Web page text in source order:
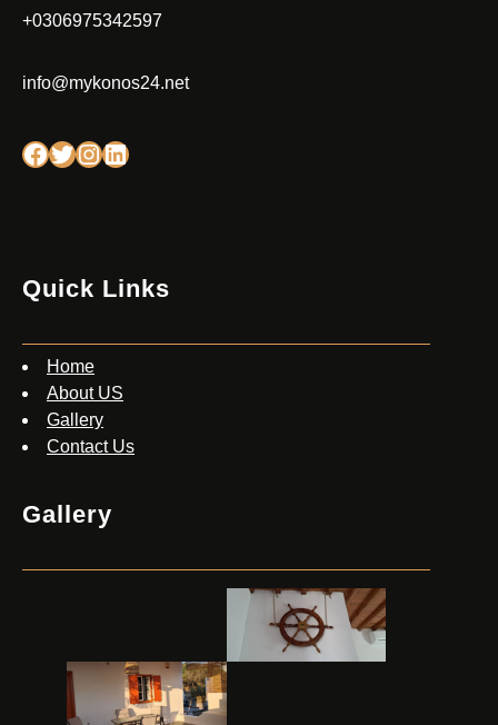
+0306975342597
info@mykonos24.net
Facebook Twitter InstagramLinkedin
Quick Links
Home
About US
Gallery
Contact Us
Gallery